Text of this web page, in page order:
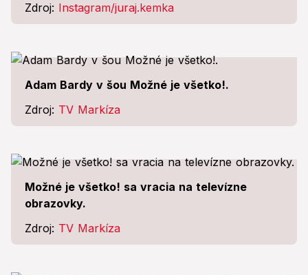
Zdroj: Instagram/juraj.kemka
Adam Bardy v šou Možné je všetko!.
Zdroj: TV Markíza
Možné je všetko! sa vracia na televízne
obrazovky.
Zdroj: TV Markíza